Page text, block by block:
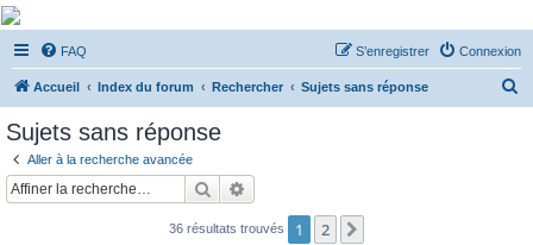
De Musicae Militari -
Forums
Forums de discussions
FAQ Connexion
S’enregistrer
Accueil Index du forum Rechercher Sujets sans réponse
Sujets sans réponse
Aller à la recherche avancée
Rechercher
36 résultats trouvés 1 2